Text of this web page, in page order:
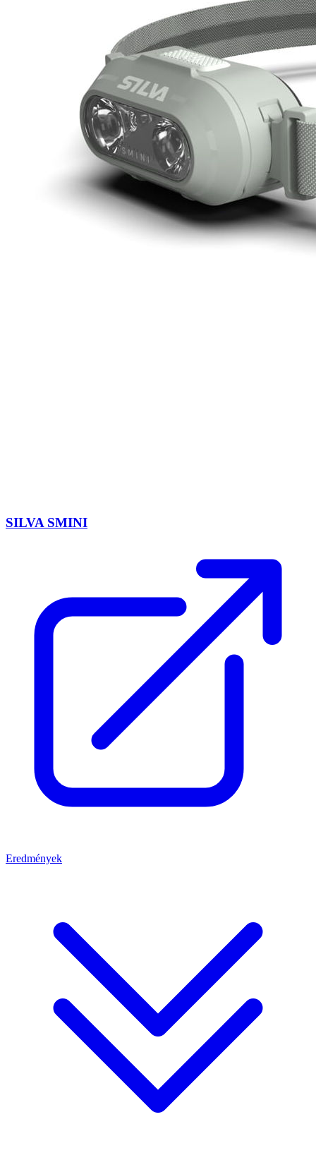
SILVA SMINI
Eredmények